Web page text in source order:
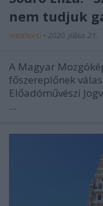
nem tudjuk
mtothorsi • 2020. július 21.
A Magyar
főszereplőnek
Előadóművészi
...